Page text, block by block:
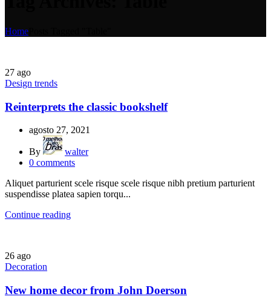
Home
27 ago
Design trends
Reinterprets the classic bookshelf
agosto 27, 2021
By
walter
0 comments
Aliquet parturient scele risque scele risque nibh pretium parturient
suspendisse platea sapien torqu...
Continue reading
26 ago
Decoration
New home decor from John Doerson